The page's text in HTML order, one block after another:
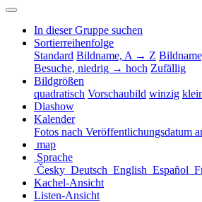
In dieser Gruppe suchen
Sortierreihenfolge
Standard Bildname, A → Z
Besuche, niedrig → hoch Zufällig
Bildgrößen
quadratisch Vorschaubild winzig
Diashow
Kalender
Fotos nach Veröffentlichungsdatum
map
Sprache
Česky Deutsch English Español
Kachel-Ansicht
Listen-Ansicht